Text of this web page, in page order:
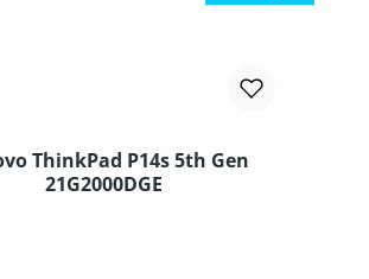
ThinkPad P14s 5th Gen
21G2000DGE